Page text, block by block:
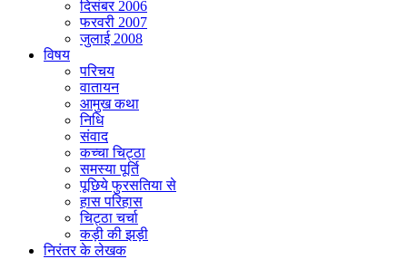
दिसंबर 2006
फरवरी 2007
जुलाई 2008
विषय
परिचय
वातायन
आमुख कथा
निधि
संवाद
कच्चा चिट्ठा
समस्या पूर्ति
पूछिये फुरसतिया से
हास परिहास
चिट्ठा चर्चा
कड़ी की झड़ी
निरंतर के लेखक